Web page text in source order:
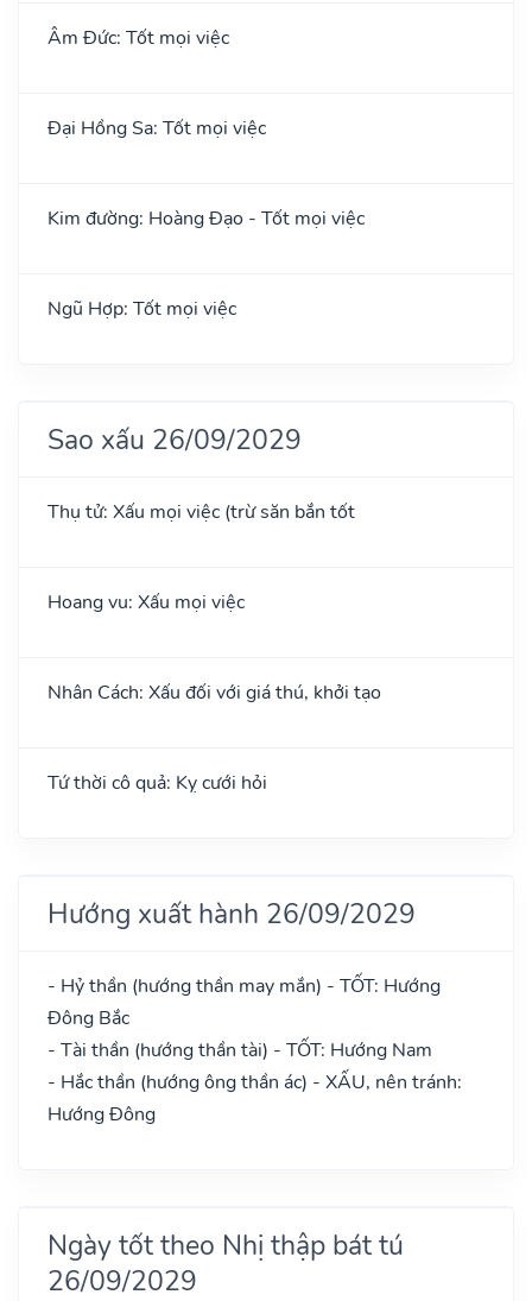
Âm Đức: Tốt mọi việc
Đại Hồng Sa: Tốt mọi việc
Kim đường: Hoàng Đạo - Tốt mọi việc
Ngũ Hợp: Tốt mọi việc
Sao xấu 26/09/2029
Thụ tử: Xấu mọi việc (trừ săn bắn tốt
Hoang vu: Xấu mọi việc
Nhân Cách: Xấu đối với giá thú, khởi tạo
Tứ thời cô quả: Kỵ cưới hỏi
Hướng xuất hành 26/09/2029
- Hỷ thần (hướng thần may mắn) - TỐT: Hướng
Đông Bắc
- Tài thần (hướng thần tài) - TỐT: Hướng Nam
- Hắc thần (hướng ông thần ác) - XẤU, nên tránh:
Hướng Đông
Ngày tốt theo Nhị thập bát tú
26/09/2029